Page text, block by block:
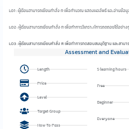
LO1 : ผู้เรียนสามารถเขียนคำสั่ง R เพื่อคำนวณ แสดงผลลัพธ์ และอ่านข้อมู
LO2 : ผู้เรียนสามารถเขียนคำสั่ง R เพื่อทำการวิเคราะห์การถดถอยได้อย่า
LO3 : ผู้เรียนสามารถเขียนคำสั่ง R เพื่อทำการทดสอบสมมุติฐาน และสาม
Assessment and
Length
Price
Level
Target Group
How To Pass
5 learning hours
Free
Beginner
Everyone